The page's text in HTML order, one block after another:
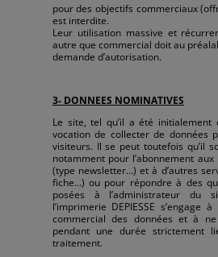
pour des objectifs commerciaux
est interdite.
Leur utilisation massive et
autre que commercial doit au
demande d’autorisation.
3- DONNEES NOMINATIVES
Le site, tel qu’il a été initialement
vocation de collecter de données
visiteurs. Il se peut toutefois qu’il
notamment pour l’abonnement
(type newsletter…) et à d’autres
fiche…) ou pour répondre à des
posées à l’administrateur du
l’imprimerie DEPIESSE s’engage
commercial des données et à
pendant une durée strictement
traitement.